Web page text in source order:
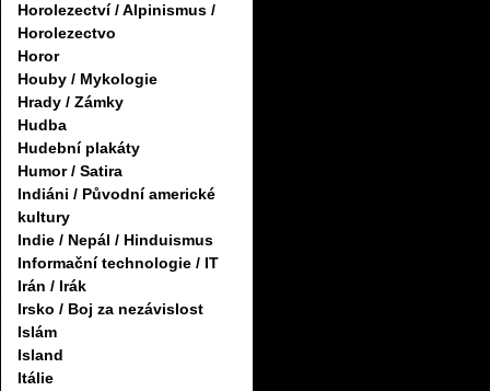
Horolezectví / Alpinismus /
Horolezectvo
Horor
Houby / Mykologie
Hrady / Zámky
Hudba
Hudební plakáty
Humor / Satira
Indiáni / Původní americké
kultury
Indie / Nepál / Hinduismus
Informační technologie / IT
Irán / Irák
Irsko / Boj za nezávislost
Islám
Island
Itálie